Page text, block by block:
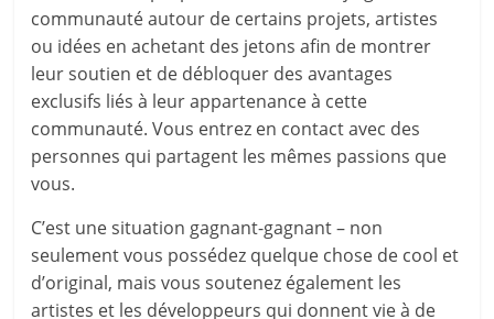
communauté autour de certains projets, artistes
ou idées en achetant des jetons afin de montrer
leur soutien et de débloquer des avantages
exclusifs liés à leur appartenance à cette
communauté. Vous entrez en contact avec des
personnes qui partagent les mêmes passions que
vous.
C’est une situation gagnant-gagnant – non
seulement vous possédez quelque chose de cool et
d’original, mais vous soutenez également les
artistes et les développeurs qui donnent vie à de